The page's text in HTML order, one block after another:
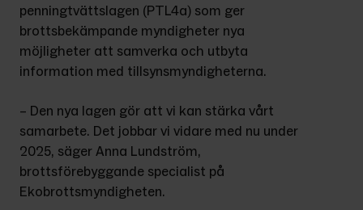
penningtvättslagen (PTL4a) som ger
brottsbekämpande myndigheter nya
möjligheter att samverka och utbyta
information med tillsynsmyndigheterna.
– Den nya lagen gör att vi kan stärka vårt
samarbete. Det jobbar vi vidare med nu under
2025, säger Anna Lundström,
brottsförebyggande specialist på
Ekobrottsmyndigheten.